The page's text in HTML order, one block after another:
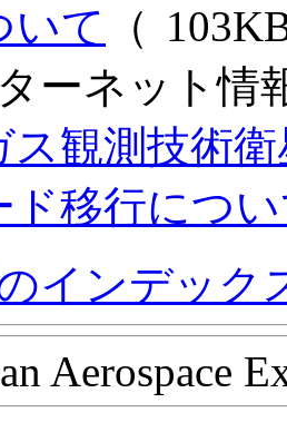
いて
（
ーネット情
観測技術
ド移行につ
インデック
Aerospace